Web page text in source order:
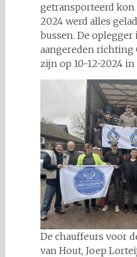
getransporteerd
2024 werd alles
bussen. De
aangereden richting
zijn op 10-12-2024
De chauffeurs voor
van Hout, Joep